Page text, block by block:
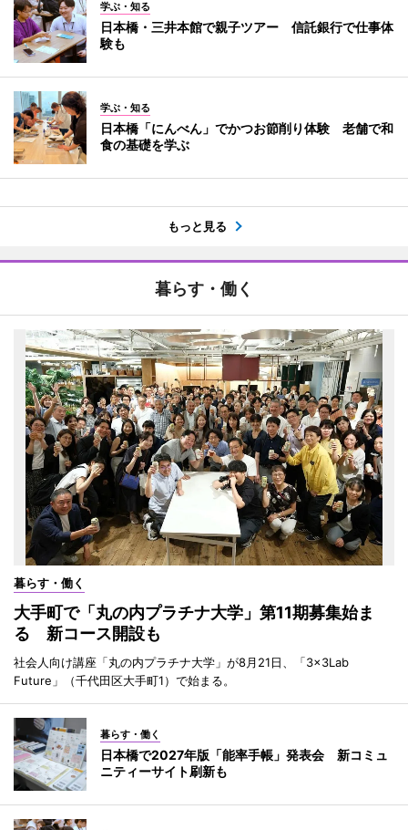
学ぶ・知る
日本橋・三井本館で親子ツアー 信託銀行で仕事体
験も
学ぶ・知る
日本橋「にんべん」でかつお節削り体験 老舗で和
食の基礎を学ぶ
もっと見る
暮らす・働く
暮らす・働く
大手町で「丸の内プラチナ大学」第11期募集始ま
る 新コース開設も
社会人向け講座「丸の内プラチナ大学」が8月21日、「3×3Lab
Future」（千代田区大手町1）で始まる。
暮らす・働く
日本橋で2027年版「能率手帳」発表会 新コミュ
ニティーサイト刷新も